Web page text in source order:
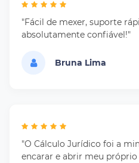
"Fácil de mexer, suporte
absolutamente confiável!"
Bruna Lima
"O Cálculo Jurídico foi a
encarar e abrir meu